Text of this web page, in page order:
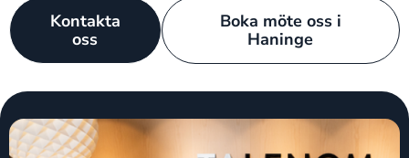
Kontakta
oss
Boka möte oss i
Haninge